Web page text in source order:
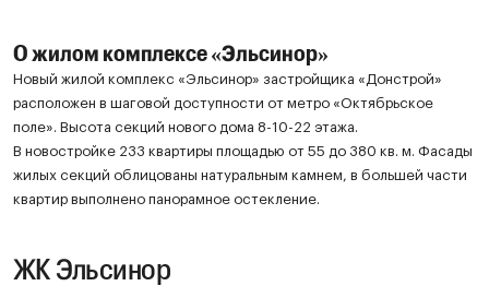
О жилом комплексе «Эльсинор»
Новый жилой комплекс «Эльсинор» застройщика «Донстрой»
расположен в шаговой доступности от метро «Октябрьское
поле». Высота секций нового дома 8-10-22 этажа.
В новостройке 233 квартиры площадью от 55 до 380 кв. м. Фасады
жилых секций облицованы натуральным камнем, в большей части
квартир выполнено панорамное остекление.
ЖК Эльсинор